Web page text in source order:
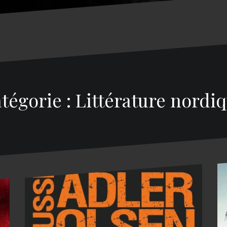
: Littérature